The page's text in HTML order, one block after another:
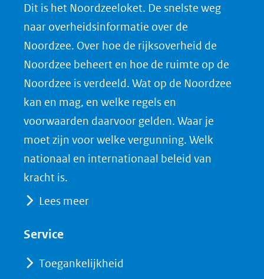
o
p
F
a
c
e
b
o
o
in
(verwijst
o
p
L
i
n
k
e
d
I
(verwijst
o
p
X
(opent
in
nieuw
venster)
(verwijst
naar
o
a
d
P
D
F
Dit is het Noordzeeloket. De snelste weg
naar overheidsinformatie over de
Noordzee. Over hoe de rijksoverheid de
Noordzee beheert en hoe de ruimte op de
Noordzee is verdeeld. Wat op de Noordzee
kan en mag, en welke regels en
voorwaarden daarvoor gelden. Waar je
moet zijn voor welke vergunning. Welk
nationaal en internationaal beleid van
kracht is.
Lees meer
Service
Toegankelijkheid